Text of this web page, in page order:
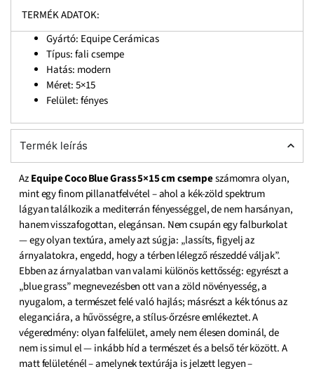
TERMÉK ADATOK:
Gyártó: Equipe Cerámicas
Típus: fali csempe
Hatás: modern
Méret: 5×15
Felület: fényes
Termék leírás
AzEquipe Coco Blue Grass 5×15 cmcsempeszámomra olyan,
mint egy finom pillanatfelvétel – ahol a kék-zöld spektrum
lágyan találkozik a mediterrán fényességgel, de nem harsányan,
hanem visszafogottan, elegánsan. Nem csupán egy falburkolat
— egy olyan textúra, amely azt súgja: „lassíts, figyelj az
árnyalatokra, engedd, hogy a térben lélegző részeddé váljak”.
Ebben az árnyalatban van valami különös kettősség: egyrészt a
„blue grass” megnevezésben ott van a zöld növényesség, a
nyugalom, a természet felé való hajlás; másrészt a kék tónus az
eleganciára, a hűvösségre, a stílus-őrzésre emlékeztet. A
végeredmény: olyan falfelület, amely nem élesen dominál, de
nem is simul el — inkább híd a természet és a belső tér között. A
matt felületénél – amelynek textúrája is jelzett legyen –